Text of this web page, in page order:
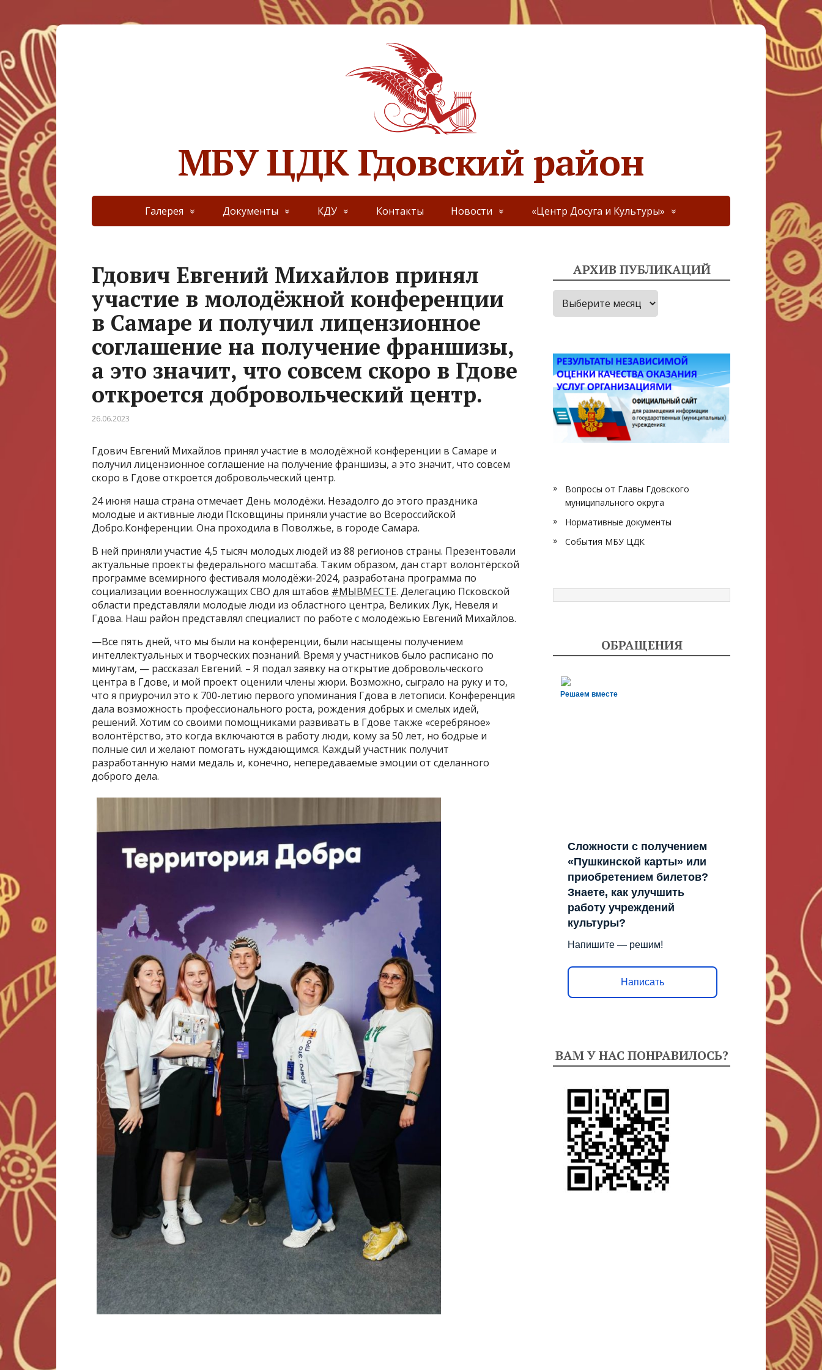
МБУ ЦДК Гдовский район
Галерея Документы КДУ Контакты Новости «Центр Досуга и Культуры»
Гдович Евгений Михайлов принял
участие в молодёжной конференции
в Самаре и получил лицензионное
соглашение на получение франшизы,
а это значит, что совсем скоро в Гдове
откроется добровольческий центр.
26.06.2023
Гдович Евгений Михайлов принял участие в молодёжной конференции в Самаре и
получил лицензионное соглашение на получение франшизы, а это значит, что совсем
скоро в Гдове откроется добровольческий центр.
24 июня наша страна отмечает День молодёжи. Незадолго до этого праздника
молодые и активные люди Псковщины приняли участие во Всероссийской
Добро.Конференции. Она проходила в Поволжье, в городе Самара.
В ней приняли участие 4,5 тысяч молодых людей из 88 регионов страны. Презентовали
актуальные проекты федерального масштаба. Таким образом, дан старт волонтёрской
программе всемирного фестиваля молодёжи-2024, разработана программа по
социализации военнослужащих СВО для штабов #МЫВМЕСТЕ. Делегацию Псковской
области представляли молодые люди из областного центра, Великих Лук, Невеля и
Гдова. Наш район представлял специалист по работе с молодёжью Евгений Михайлов.
—Все пять дней, что мы были на конференции, были насыщены получением
интеллектуальных и творческих познаний. Время у участников было расписано по
минутам, — рассказал Евгений. – Я подал заявку на открытие добровольческого
центра в Гдове, и мой проект оценили члены жюри. Возможно, сыграло на руку и то,
что я приурочил это к 700-летию первого упоминания Гдова в летописи. Конференция
дала возможность профессионального роста, рождения добрых и смелых идей,
решений. Хотим со своими помощниками развивать в Гдове также «серебряное»
волонтёрство, это когда включаются в работу люди, кому за 50 лет, но бодрые и
полные сил и желают помогать нуждающимся. Каждый участник получит
разработанную нами медаль и, конечно, непередаваемые эмоции от сделанного
доброго дела.
АРХИВ ПУБЛИКАЦИЙ
Архив
публикаций
Вопросы от Главы Гдовского
муниципального округа
Нормативные документы
События МБУ ЦДК
ОБРАЩЕНИЯ
Решаем вместе
Сложности с получением
«Пушкинской карты» или
приобретением билетов?
Знаете, как улучшить
работу учреждений
культуры?
Напишите — решим!
Написать
ВАМ У НАС ПОНРАВИЛОСЬ?